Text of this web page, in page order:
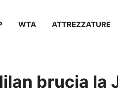
WTA ATTREZZATURE
brucia la